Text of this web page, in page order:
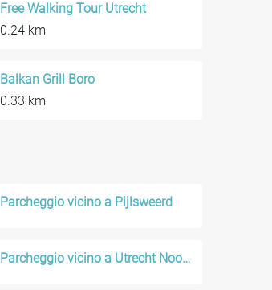
Free Walking Tour Utrecht
0.24 km
Balkan Grill Boro
0.33 km
Parcheggio vicino a Pijlsweerd
Parcheggio vicino a Utrecht Noord-West